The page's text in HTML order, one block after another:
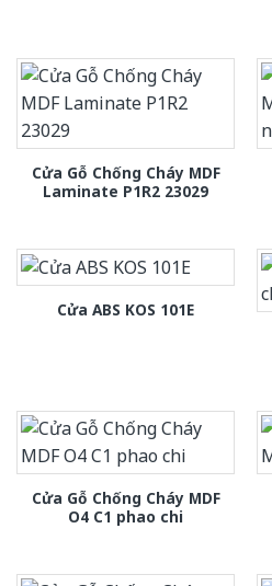
Cửa Gỗ Chống Cháy MDF
Laminate P1R2 23029
Cửa ABS KOS 101E
Cửa Gỗ Chống Cháy MDF
O4 C1 phao chi